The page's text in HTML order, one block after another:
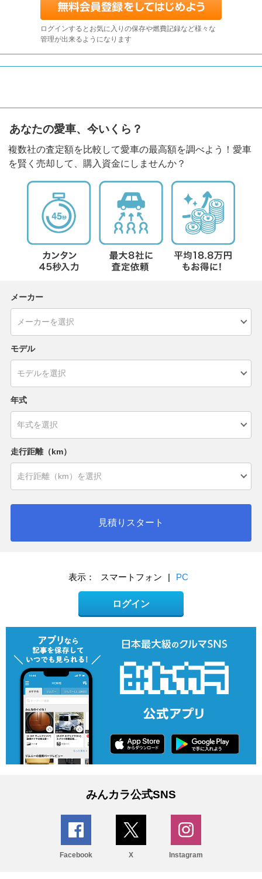
ログインするとお気に入りの保存や燃費記録など様々な
管理が出来るようになります
あなたの愛車、今いくら？
複数社の査定額を比較して愛車の最高額を調べよう！愛車
を賢く売却して、購入資金にしませんか？
メーカー
モデル
年式
走行距離（km）
見積りスタート
表示： スマートフォン | PC
ログイン
みんカラ公式SNS
Facebook X Instagram